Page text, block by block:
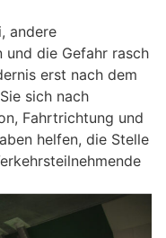
andere
und die Gefahr rasch
erst nach dem
sich nach
Fahrtrichtung und
helfen, die Stelle